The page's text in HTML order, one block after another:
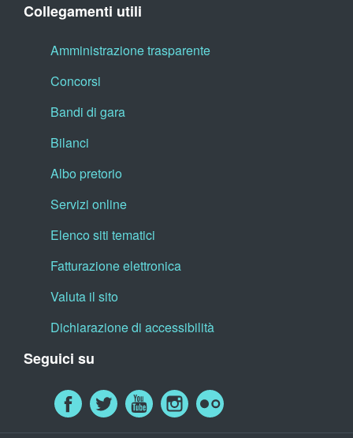
Collegamenti utili
Amministrazione trasparente
Concorsi
Bandi di gara
Bilanci
Albo pretorio
Servizi online
Elenco siti tematici
Fatturazione elettronica
Valuta il sito
Dichiarazione di accessibilità
Seguici su